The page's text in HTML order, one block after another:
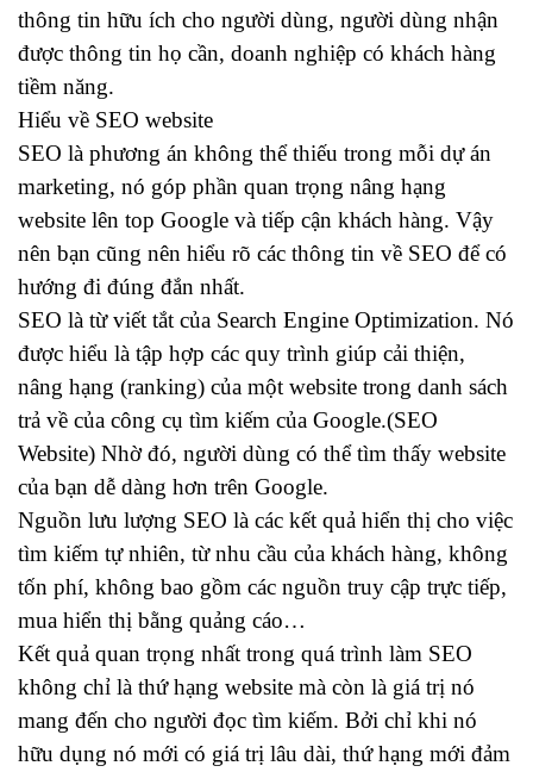
thông tin hữu ích cho người dùng, người dùng nhận
được thông tin họ cần, doanh nghiệp có khách hàng
tiềm năng.
Hiểu về SEO website
SEO là phương án không thể thiếu trong mỗi dự án
marketing, nó góp phần quan trọng nâng hạng
website lên top Google và tiếp cận khách hàng. Vậy
nên bạn cũng nên hiểu rõ các thông tin về SEO để có
hướng đi đúng đắn nhất.
SEO là từ viết tắt của Search Engine Optimization. Nó
được hiểu là tập hợp các quy trình giúp cải thiện,
nâng hạng (ranking) của một website trong danh sách
trả về của công cụ tìm kiếm của Google.(SEO
Website) Nhờ đó, người dùng có thể tìm thấy website
của bạn dễ dàng hơn trên Google.
Nguồn lưu lượng SEO là các kết quả hiển thị cho việc
tìm kiếm tự nhiên, từ nhu cầu của khách hàng, không
tốn phí, không bao gồm các nguồn truy cập trực tiếp,
mua hiển thị bằng quảng cáo…
Kết quả quan trọng nhất trong quá trình làm SEO
không chỉ là thứ hạng website mà còn là giá trị nó
mang đến cho người đọc tìm kiếm. Bởi chỉ khi nó
hữu dụng nó mới có giá trị lâu dài, thứ hạng mới đảm